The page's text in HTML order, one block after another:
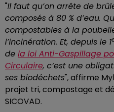
"Il faut qu’on arrête de
composés à 80 % d’eau.
compostables à la
l’incinération. Et, depuis le 1
de la loi Anti-Gaspillage
Circulaire, c’est une
ses biodéchets", affirme
projet tri, compostage et
SICOVAD.